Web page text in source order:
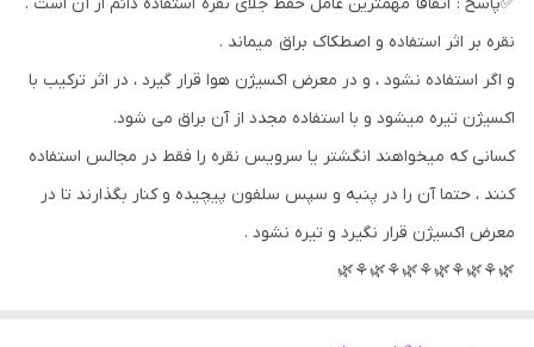
نقره بر اثر استفاده و اصطکاک براق میماند .
و اگر استفاده نشود ، و در معرض اکسیژن هوا قرار گیرد ، در اثر ترکیب با
اکسیژن تیره میشود و با استفاده مجدد از آن براق می شود.
کسانی که میخواهند انگشتر یا سرویس نقره را فقط در مجالس استفاده
کنند ، حتما آن را در پنبه و سپس سلفون پیچیده و کنار بگذارند تا در
معرض اکسیژن قرار نگیرد و تیره نشود .
🌿⚘🌿⚘🌿⚘🌿⚘🌿⚘🌿